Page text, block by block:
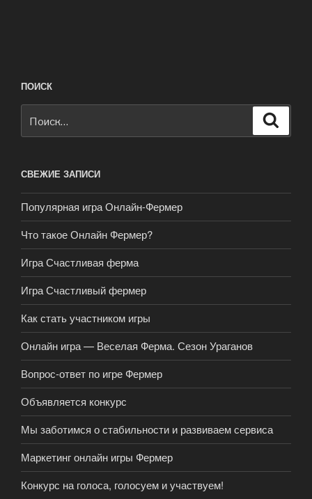
ПОИСК
СВЕЖИЕ ЗАПИСИ
Популярная игра Онлайн-Фермер
Что такое Онлайн Фермер?
Игра Счастливая ферма
Игра Счастливый фермер
Как стать участником игры
Онлайн игра — Веселая Ферма. Сезон Ураганов
Вопрос-ответ по игре Фермер
Объявляется конкурс
Мы заботимся о стабильности и развиваем сервиса
Маркетинг онлайн игры Фермер
Конкурс на голоса, голосуем и участвуем!